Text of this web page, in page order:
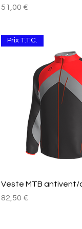
Prix
51,00 €
Aperçu
Prix T.T.C.
Veste MTB antivent/
Prix
82,50 €